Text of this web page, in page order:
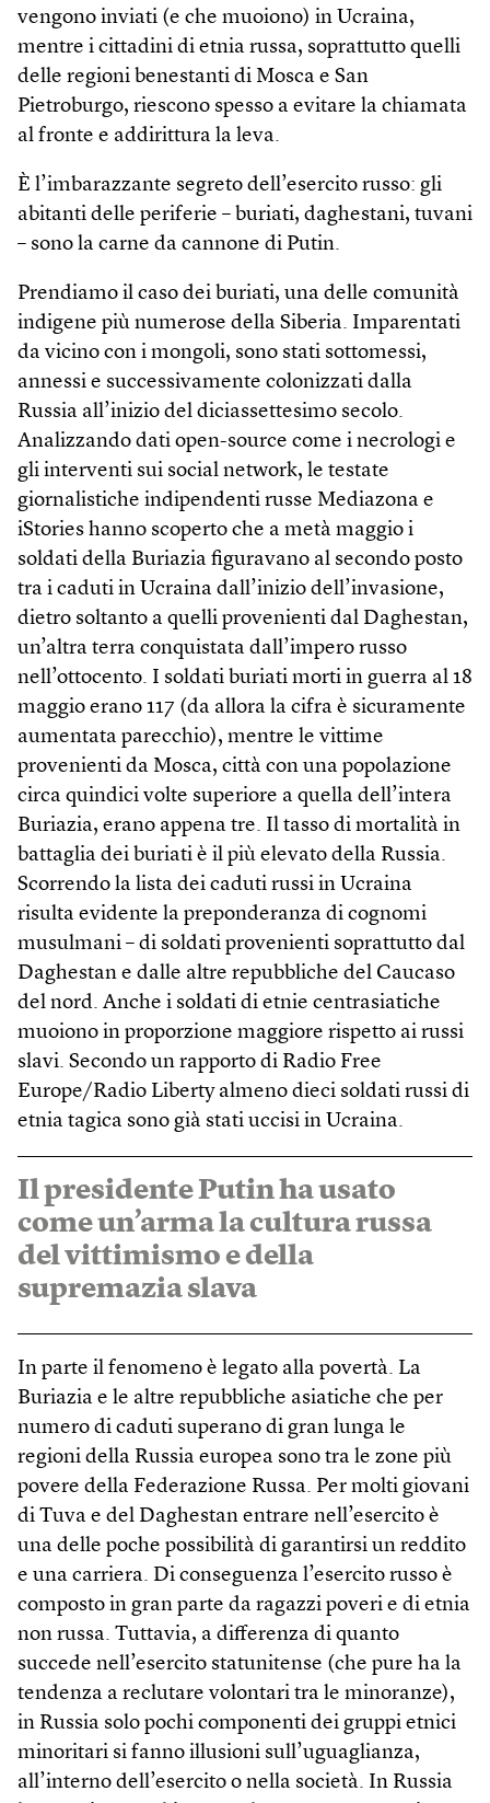
vengono inviati (e che muoiono) in Ucraina,
mentre i cittadini di etnia russa, soprattutto quelli
delle regioni benestanti di Mosca e San
Pietroburgo, riescono spesso a evitare la chiamata
al fronte e addirittura la leva.
È l’imbarazzante segreto dell’esercito russo: gli
abitanti delle periferie – buriati, daghestani, tuvani
– sono la carne da cannone di Putin.
Prendiamo il caso dei buriati, una delle comunità
indigene più numerose della Siberia. Imparentati
da vicino con i mongoli, sono stati sottomessi,
annessi e successivamente colonizzati dalla
Russia all’inizio del diciassettesimo secolo.
Analizzando dati open-source come i necrologi e
gli interventi sui social network, le testate
giornalistiche indipendenti russe Mediazona e
iStories hanno scoperto che a metà maggio i
soldati della Buriazia figuravano al secondo posto
tra i caduti in Ucraina dall’inizio dell’invasione,
dietro soltanto a quelli provenienti dal Daghestan,
un’altra terra conquistata dall’impero russo
nell’ottocento. I soldati buriati morti in guerra al 18
maggio erano 117 (da allora la cifra è sicuramente
aumentata parecchio), mentre le vittime
provenienti da Mosca, città con una popolazione
circa quindici volte superiore a quella dell’intera
Buriazia, erano appena tre. Il tasso di mortalità in
battaglia dei buriati è il più elevato della Russia.
Scorrendo la lista dei caduti russi in Ucraina
risulta evidente la preponderanza di cognomi
musulmani – di soldati provenienti soprattutto dal
Daghestan e dalle altre repubbliche del Caucaso
del nord. Anche i soldati di etnie centrasiatiche
muoiono in proporzione maggiore rispetto ai russi
slavi. Secondo un rapporto di Radio Free
Europe/Radio Liberty almeno dieci soldati russi di
etnia tagica sono già stati uccisi in Ucraina.
Il presidente Putin ha usato
come un’arma la cultura russa
del vittimismo e della
supremazia slava
In parte il fenomeno è legato alla povertà. La
Buriazia e le altre repubbliche asiatiche che per
numero di caduti superano di gran lunga le
regioni della Russia europea sono tra le zone più
povere della Federazione Russa. Per molti giovani
di Tuva e del Daghestan entrare nell’esercito è
una delle poche possibilità di garantirsi un reddito
e una carriera. Di conseguenza l’esercito russo è
composto in gran parte da ragazzi poveri e di etnia
non russa. Tuttavia, a differenza di quanto
succede nell’esercito statunitense (che pure ha la
tendenza a reclutare volontari tra le minoranze),
in Russia solo pochi componenti dei gruppi etnici
minoritari si fanno illusioni sull’uguaglianza,
all’interno dell’esercito o nella società. In Russia